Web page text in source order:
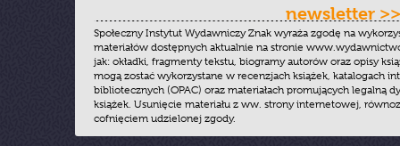
newsletter >>
Społeczny Instytut Wydawniczy Znak wyraża zgodę na
materiałów dostępnych aktualnie na stronie
jak: okładki, fragmenty tekstu, biogramy autorów oraz opisy
mogą zostać wykorzystane w recenzjach książek, katalogach
bibliotecznych (OPAC) oraz materiałach promujących legalną
książek. Usunięcie materiału z ww. strony internetowej,
cofnięciem udzielonej zgody.